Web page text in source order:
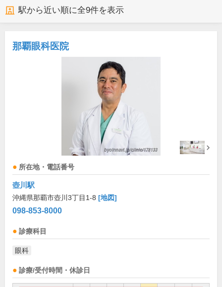
駅から近い順に全9件を表示
那覇眼科医院
所在地・電話番号
壺川駅
沖縄県那覇市壺川3丁目1-8 [地図]
098-853-8000
診療科目
眼科
診療/受付時間・休診日